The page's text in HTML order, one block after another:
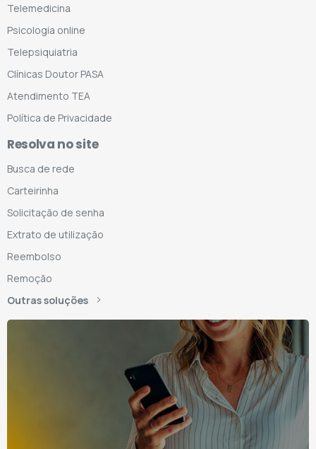
Telemedicina
Psicologia online
Telepsiquiatria
Clínicas Doutor PASA
Atendimento TEA
Política de Privacidade
Resolva no site
Busca de rede
Carteirinha
Solicitação de senha
Extrato de utilização
Reembolso
Remoção
Outras soluções